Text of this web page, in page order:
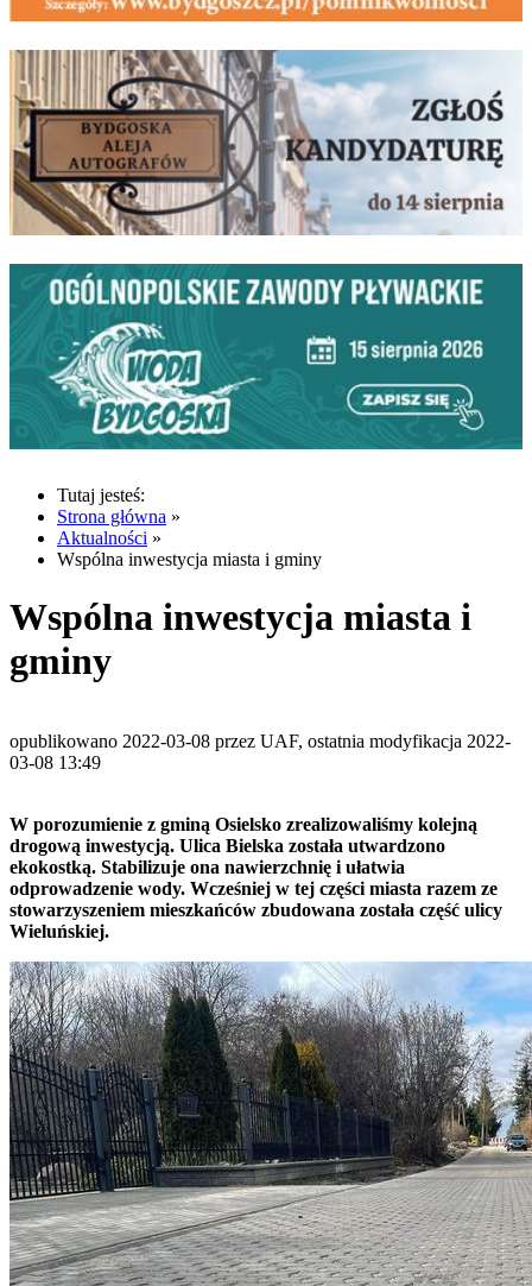
Tutaj jesteś:
Strona główna »
Aktualności »
Wspólna inwestycja miasta i gminy
Wspólna inwestycja miasta i
gminy
opublikowano 2022-03-08 przez UAF, ostatnia modyfikacja 2022-
03-08 13:49
W porozumienie z gminą Osielsko zrealizowaliśmy kolejną
drogową inwestycją. Ulica Bielska została utwardzono
ekokostką. Stabilizuje ona nawierzchnię i ułatwia
odprowadzenie wody. Wcześniej w tej części miasta razem ze
stowarzyszeniem mieszkańców zbudowana została część ulicy
Wieluńskiej.